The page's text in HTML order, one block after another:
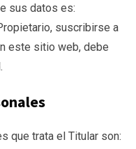
sus datos es:
suscribirse a
este sitio web, debe
que trata el Titular son: